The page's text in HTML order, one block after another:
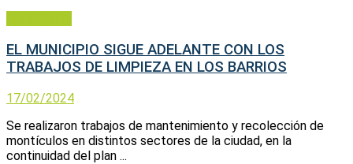
EL MUNICIPIO SIGUE ADELANTE CON LOS
TRABAJOS DE LIMPIEZA EN LOS BARRIOS
17/02/2024
Se realizaron trabajos de mantenimiento y recolección de
montículos en distintos sectores de la ciudad, en la
continuidad del plan ...